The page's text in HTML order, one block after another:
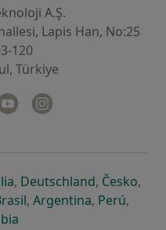
A.Ş.
Lapis Han, No:25
120
Türkiye
açılır
bir sekmede açılır
Youtube
yeni bir sekmede açılır
açılır
bir sekmede açılır
yeni bir sekmede açılır
, Deutschlandyeni bir
, Českoyeni
,
açılır
bir sekmede açılır
yeni bir sekmede açılır
, Argentinayeni bir
, Perúyeni
,